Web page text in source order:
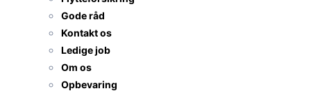
Gode råd
Kontakt os
Ledige job
Om os
Opbevaring